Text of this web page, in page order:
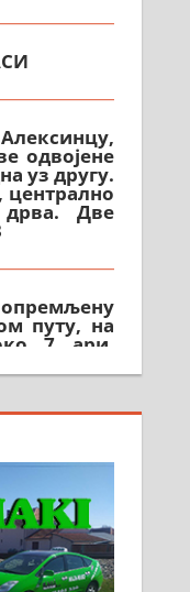
одвојене
уз другу.
централно
Две
путу, на
7 ари.
35-25
нова,
63-584